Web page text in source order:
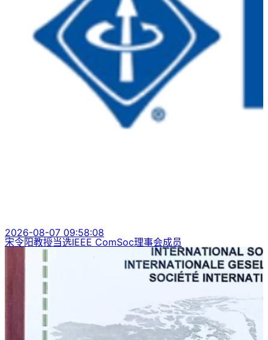
2026-08-07 09:58:08
宋令阳教授当选IEEE ComSoc理事会成员